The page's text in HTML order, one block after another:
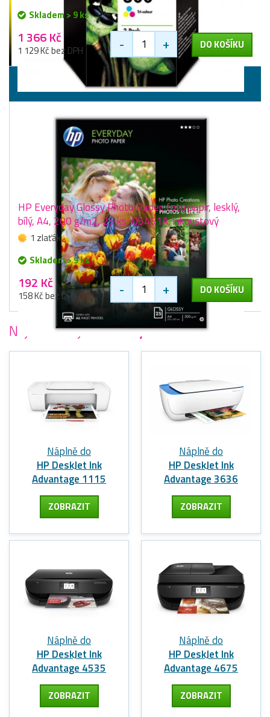
Skladem > 9 ks
1 366 Kč
1 129 Kč bez DPH - + DO KOŠÍKU
HP Everyday Glossy Photo Paper, foto papír, lesklý,
bílý, A4, 200 g/m2, 25 ks, Q5451A, inkoustový
1 zlaťák
Skladem > 9 ks
192 Kč
158 Kč bez DPH - + DO KOŠÍKU
Nejoblíbenějšítiskárny HP
Náplně do
HP DeskJet Ink
Advantage 1115
ZOBRAZIT
Náplně do
HP DeskJet Ink
Advantage 3636
ZOBRAZIT
Náplně do
HP DeskJet Ink
Advantage 4535
ZOBRAZIT
Náplně do
HP DeskJet Ink
Advantage 4675
ZOBRAZIT